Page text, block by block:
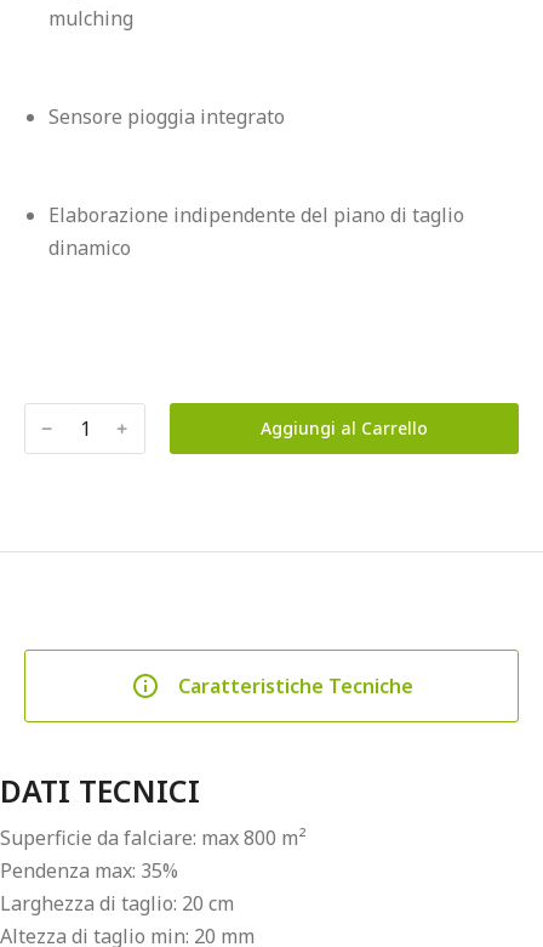
mulching
Sensore pioggia integrato
Elaborazione indipendente del piano di taglio
dinamico
﹣ ﹢ Aggiungi al Carrello
Caratteristiche Tecniche
DATI TECNICI
Superficie da falciare: max 800 m²
Pendenza max: 35%
Larghezza di taglio: 20 cm
Altezza di taglio min: 20 mm